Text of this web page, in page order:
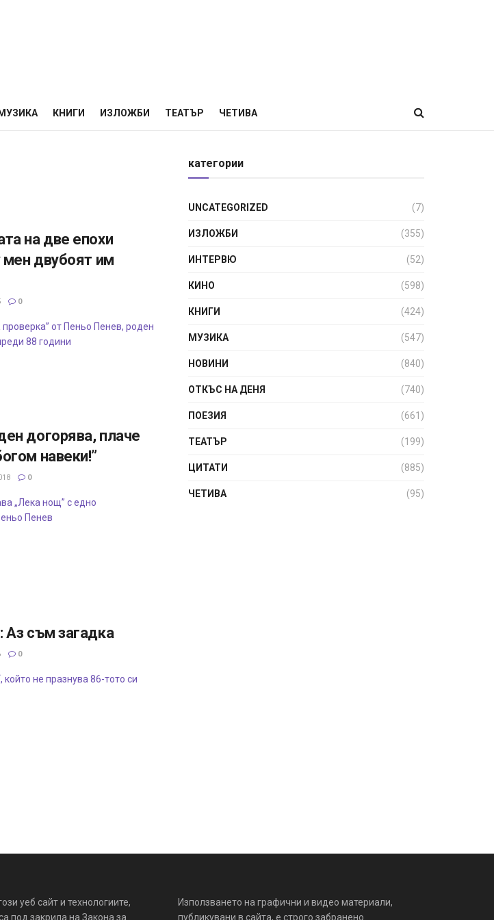
МУЗИКА КНИГИ ИЗЛОЖБИ ТЕАТЪР ЧЕТИВА
на две епохи
мен двубоят им
0
от Пеньо Пенев, роден
88 години
догорява, плаче
навеки!”
0
„Лека нощ” с едно
Пенев
Аз съм загадка
0
който не празнува 86-тото си
категории
UNCATEGORIZED (7)
ИЗЛОЖБИ (355)
ИНТЕРВЮ (52)
КИНО (598)
КНИГИ (424)
МУЗИКА (547)
НОВИНИ (840)
ОТКЪС НА ДЕНЯ (740)
ПОЕЗИЯ (661)
ТЕАТЪР (199)
ЦИТАТИ (885)
ЧЕТИВА (95)
уеб сайт и технологиите,
под закрила на Закона за
Използването на графични и видео материали,
публикувани в сайта, е строго забранено.